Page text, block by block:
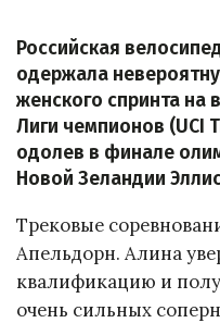
Российская
одержала
женского спринта на
Лиги чемпионов (UCI
одолев в финале
Новой Зеландии
Трековые
Апельдорн. Алина
квалификацию и
очень сильных